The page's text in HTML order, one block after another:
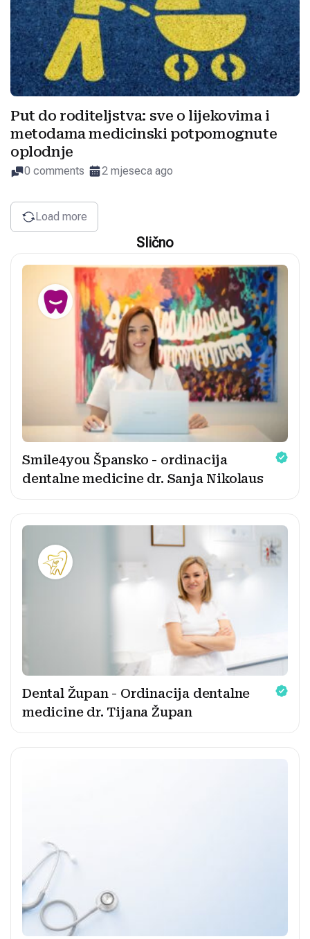
Put do roditeljstva: sve o lijekovima i
metodama medicinski potpomognute
oplodnje
0 comments 2 mjeseca ago
Load more
Slično
Smile4you Špansko - ordinacija
dentalne medicine dr. Sanja Nikolaus
Dental Župan - Ordinacija dentalne
medicine dr. Tijana Župan